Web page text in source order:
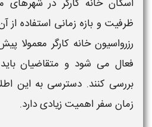
اسکانخانه کارگر در شهرهای
ظرفیت و بازه زمانی استفاده
رزرواسیون خانه کارگر معمولا
فعال می شود و متقاضیان
بررسی کنند. دسترسی به این
زمان سفر اهمیت زیادی دارد.